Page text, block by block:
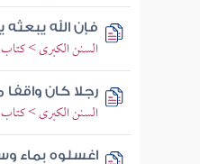
فإن الله يبعثه
السنن الكبرى >
رجلا كان
السنن الكبرى >
اغسلوه بماء